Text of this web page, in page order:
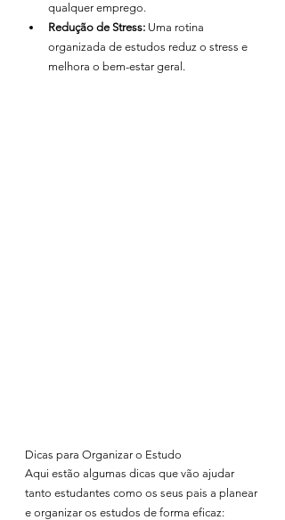
qualquer emprego.
Redução de Stress: Uma rotina
organizada de estudos reduz o stress e
melhora o bem-estar geral.
Dicas para Organizar o Estudo
Aqui estão algumas dicas que vão ajudar
tanto estudantes como os seus pais a planear
e organizar os estudos de forma eficaz: